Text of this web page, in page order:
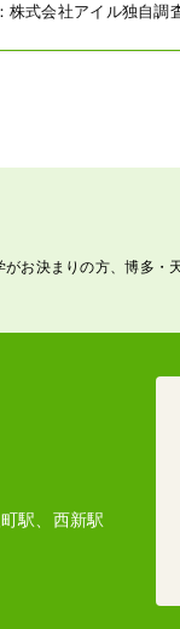
株式会社アイル独自調
お決まりの方、博多
駅、西新駅